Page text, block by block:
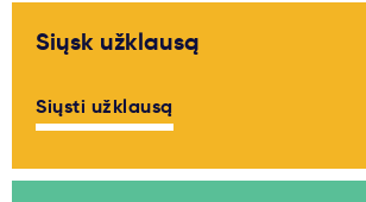
Siųsk užklausą
Siųsti užklausą